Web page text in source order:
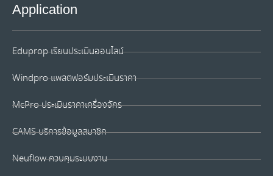
Application
Eduprop เรียนประเมินออนไลน์
Windpro แพลตฟอร์มประเมินราคา
McPro ประเมินราคาเครื่องจักร
CAMS บริการข้อมูลสมาชิก
Neuflow ควบคุมระบบงาน